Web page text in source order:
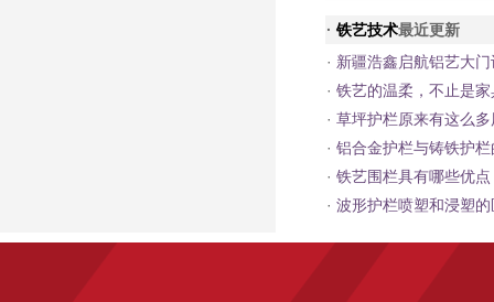
· 铁艺技术最近更新
· 新疆浩鑫启航铝艺大
· 铁艺的温柔，不止是
· 草坪护栏原来有这么
· 铝合金护栏与铸铁护
· 铁艺围栏具有哪些优点
· 波形护栏喷塑和浸塑的